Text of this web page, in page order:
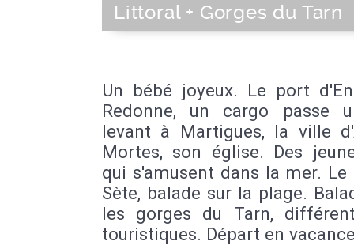
Littoral + Gorges du Tarn
Un bébé joyeux. Le port
Redonne, un cargo passe
levant à Martigues, la ville
Mortes, son église. Des
qui s'amusent dans la mer.
Sète, balade sur la plage.
les gorges du Tarn,
touristiques. Départ en